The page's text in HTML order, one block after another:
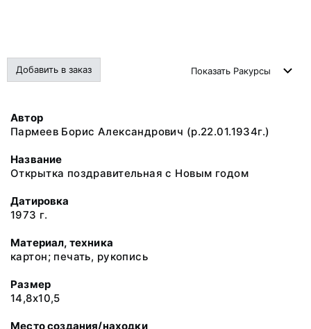
Добавить в заказ Показать Ракурсы
Автор
Пармеев Борис Александрович (р.22.01.1934г.)
Название
Открытка поздравительная с Новым годом
Датировка
1973 г.
Материал, техника
картон; печать, рукопись
Размер
14,8х10,5
Место создания/находки